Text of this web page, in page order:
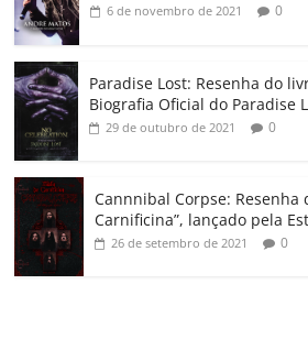
6 de novembro de 2021 0
Paradise Lost: Resenha do
Biografia Oficial do Paradise
29 de outubro de 2021 0
Cannnibal Corpse: Resenha
Carnificina”, lançado pela
26 de setembro de 2021 0